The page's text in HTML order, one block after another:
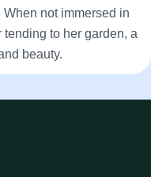
not immersed in
to her garden, a
beauty.